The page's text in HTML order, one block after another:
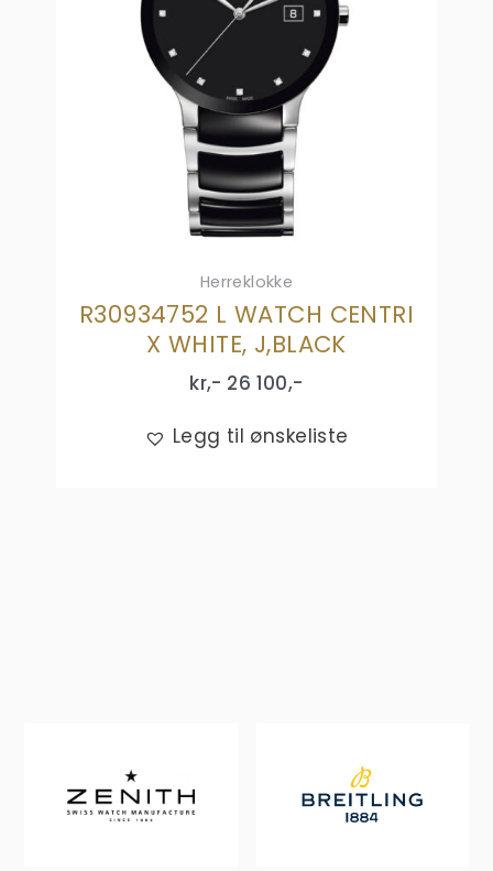
Herreklokke
R30934752 L WATCH CENTRI
X WHITE, J,BLACK
kr,- 26 100,-
Legg til ønskeliste